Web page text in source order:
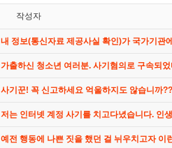
작성자
내 정보(통신자료 제공사실 확인)가 국가기관
가출하신 청소년 여러분. 사기혐의로 구속되
사기꾼! 꼭 신고하세요 억울하지도 않습니까??
저는 인터넷 계정 사기를 치고다녔습니다. 인
예전 행동에 나쁜 짓을 했던 걸 뉘우치고자 이